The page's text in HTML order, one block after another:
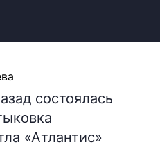
состоялась
«Атлантис»